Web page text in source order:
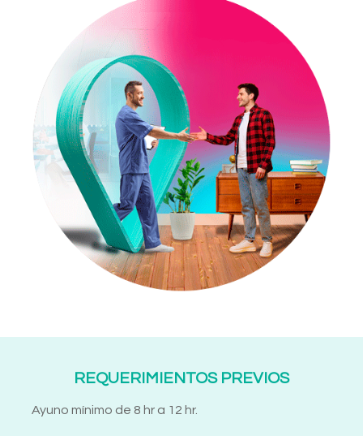
REQUERIMIENTOS PREVIOS
Ayuno mínimo de 8 hr a 12 hr.